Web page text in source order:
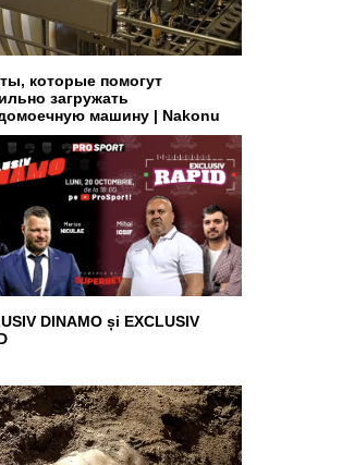
которые помогут
загружать
машину | Nakonu
DINAMO și EXCLUSIV